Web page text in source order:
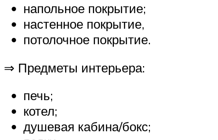
напольное покрытие;
настенное покрытие,
потолочное покрытие.
⇒ Предметы интерьера:
печь;
котел;
душевая кабина/бокс;